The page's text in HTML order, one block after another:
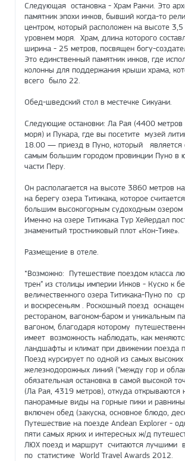
Следующая остановка - Храм Ракчи. Это
памятник эпохи инков, бывший когда-то
центром, который расположен на высоте
уровнем моря. Храм, длина которого
ширина - 25 метров, посвящен богу-
Это единственный памятник инков, где
колонны для поддержания крыши храма,
всего было 22.
Обед-шведский стол в местечке Сикуани.
Следующие остановки: Ла Рая (4400
моря) и Пукара, где вы посетите музей
18.00 — приезд в Пуно, который является
самым большим городом провинции Пуно в
части Перу.
Он располагается на высоте 3860 метров
на берегу озера Титикака, которое
большим высокогорным судоходным озером
Именно на озере Титикака Тур Хейердал
знаменитый тростниковый плот «Кон-Тике».
Размещение в отеле.
*Возможно: Путешествие поездом класса
трен” из столицы империи Инков - Куско к
величественного озера Титикака-Пуно по
и воскресеньям . Роскошный поезд
рестораном, вагоном-баром и уникальным
вагоном, благодаря которому
имеет возможность наблюдать, как
ландшафты и климат при движении поезда
Поезд курсирует по одной из самых
железнодорожных линий (“между гор и
обязательная остановка в самой высокой
(Ла Рая, 4319 метров), откуда открываются
панорамные виды на горные пики и
включен обед (закуска, основное блюдо,
Путешествие на поезде Andean Explorer -
пяти самых ярких и интересных ж/д
ЛЮХ поезд и маршрут считаются лучшими
по статистике World Travel Awards 2012.